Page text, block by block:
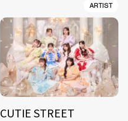
ARTIST
CUTIE STREET